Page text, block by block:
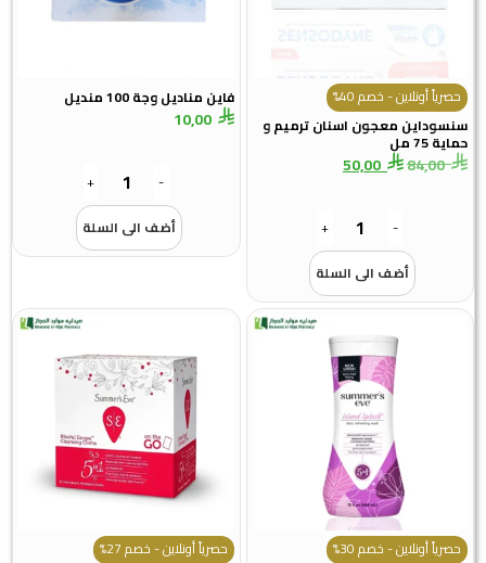
حصرياً أونلاين - خصم 40%
سنسوداين معجون اسنان ترميم و
حماية 75 مل
84,00
50,00
-
+
أضف الى السلة
فاين مناديل وجة 100 منديل
10,00
-
+
أضف الى السلة
حصرياً أونلاين - خصم 30%
حصرياً أونلاين - خصم 27%